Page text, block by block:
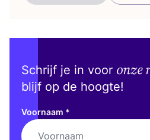
Schrijf je in voor onze
blijf op de hoogte!
Voornaam *